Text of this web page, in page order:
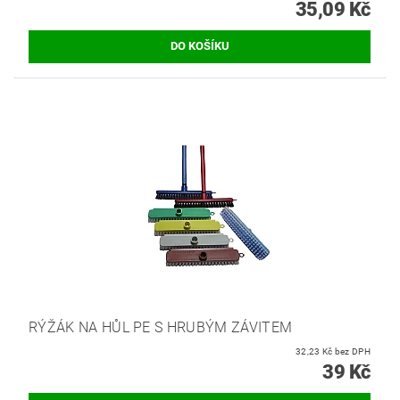
35,09 Kč
RÝŽÁK NA HŮL PE S HRUBÝM ZÁVITEM
32,23 Kč bez DPH
39 Kč